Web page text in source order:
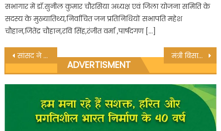
सभागार में डॉ.सुनील कुमार चौरसिया अध्यक्ष एवं जिला योजना समिति के
सदस्य के मुख्यातिथ्य,निर्वाचित जन प्रतिनिधियों सभापति महेश
चौहान,जितेंद्र चौहान,रवि सिंह,रंजीत वर्मा ,पार्षदगण […]
Post
navigation
सांसद ने किया स्वर्गीय दलवीर सिंह स्मृति क्रिकेट टूर्नामेंट का शुभारम्‍भ मंत्री बिसाहूलाल सिंह के निवास पर पहुंचकर मंत्रियों ने अनूपपुर जिले को दी कई सौगात
ADVERTISMENT